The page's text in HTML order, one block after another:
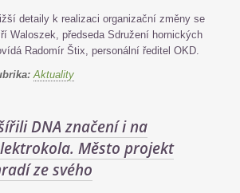
detaily k realizaci organizační změny se
Waloszek, předseda Sdružení hornických
Radomír Štix, personální ředitel OKD.
Aktuality
DNA značení i na
Město projekt
ze svého